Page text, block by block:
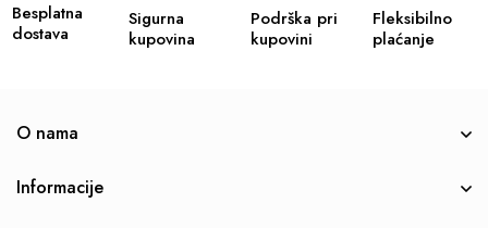
Besplatna
dostava
Sigurna
kupovina
Podrška pri
kupovini
Fleksibilno
plaćanje
O nama
Informacije